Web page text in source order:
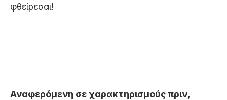
φθείρεσαι!
Αναφερόμενη σε χαρακτηρισμούς πριν,